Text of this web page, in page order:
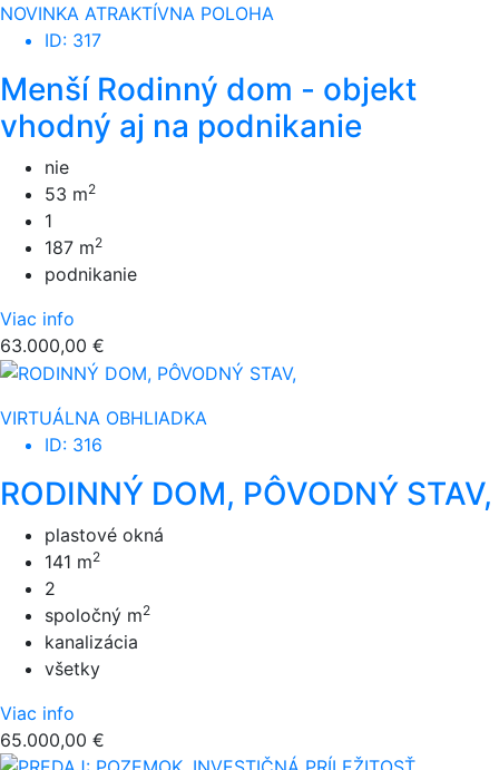
NOVINKA ATRAKTÍVNA POLOHA
ID: 317
Menší Rodinný dom - objekt
vhodný aj na podnikanie
nie
53 m2
1
187 m2
podnikanie
Viac info
63.000,00 €
VIRTUÁLNA OBHLIADKA
ID: 316
RODINNÝ DOM, PÔVODNÝ STAV,
plastové okná
141 m2
2
spoločný m2
kanalizácia
všetky
Viac info
65.000,00 €